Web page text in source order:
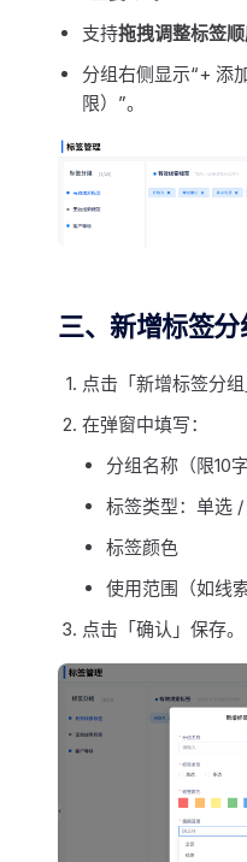
支持拖拽调整标签
分组右侧显示“+ 添
限）”。
三、新增标签分
点击「新增标签分组
在弹窗中填写：
分组名称（限10字
标签类型：单选
标签颜色
使用范围（如线
点击「确认」保存。